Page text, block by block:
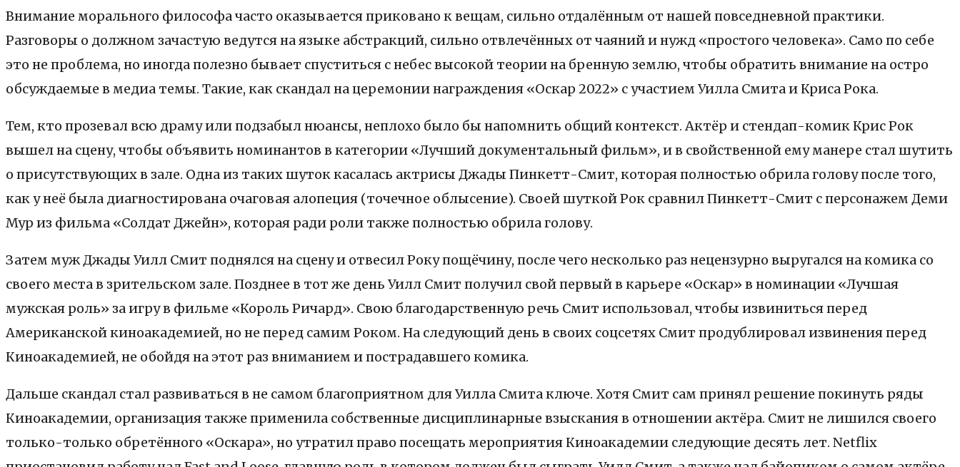
Внимание морального философа часто оказывается приковано к вещам, сильно отдалённым от нашей повседневной практики.
Разговоры о должном зачастую ведутся на языке абстракций, сильно отвлечённых от чаяний и нужд «простого человека». Само по себе
это не проблема, но иногда полезно бывает спуститься с небес высокой теории на бренную землю, чтобы обратить внимание на остро
обсуждаемые в медиа темы. Такие, как скандал на церемонии награждения «Оскар 2022» с участием Уилла Смита и Криса Рока.
Тем, кто прозевал всю драму или подзабыл нюансы, неплохо было бы напомнить общий контекст. Актёр и стендап-комик Крис Рок
вышел на сцену, чтобы объявить номинантов в категории «Лучший документальный фильм», и в свойственной ему манере стал шутить
о присутствующих в зале. Одна из таких шуток касалась актрисы Джады Пинкетт-Смит, которая полностью обрила голову после того,
как у неё была диагностирована очаговая алопеция (точечное облысение). Своей шуткой Рок сравнил Пинкетт-Смит с персонажем Деми
Мур из фильма «Солдат Джейн», которая ради роли также полностью обрила голову.
Затем муж Джады Уилл Смит поднялся на сцену и отвесил Року пощёчину, после чего несколько раз нецензурно выругался на комика со
своего места в зрительском зале. Позднее в тот же день Уилл Смит получил свой первый в карьере «Оскар» в номинации «Лучшая
мужская роль» за игру в фильме «Король Ричард». Свою благодарственную речь Смит использовал, чтобы извиниться перед
Американской киноакадемией, но не перед самим Роком. На следующий день в своих соцсетях Смит продублировал извинения перед
Киноакадемией, не обойдя на этот раз вниманием и пострадавшего комика.
Дальше скандал стал развиваться в не самом благоприятном для Уилла Смита ключе. Хотя Смит сам принял решение покинуть ряды
Киноакадемии, организация также применила собственные дисциплинарные взыскания в отношении актёра. Смит не лишился своего
только-только обретённого «Оскара», но утратил право посещать мероприятия Киноакадемии следующие десять лет. Netflix